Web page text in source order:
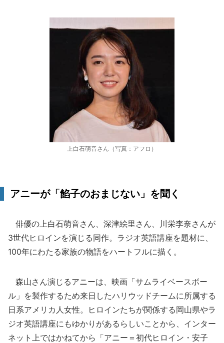
上白石萌音さん（写真：アフロ）
アニーが「餡子のおまじない」を聞く
俳優の上白石萌音さん、深津絵里さん、川栄李奈さんが
3世代ヒロインを演じる同作。ラジオ英語講座を題材に、
100年にわたる家族の物語をハートフルに描く。
森山さん演じるアニーは、映画「サムライベースボー
ル」を製作するため来日したハリウッドチームに所属する
日系アメリカ人女性。ヒロインたちが関係する岡山県やラ
ジオ英語講座にもゆかりがあるらしいことから、インター
ネット上ではかねてから「アニー＝初代ヒロイン・安子